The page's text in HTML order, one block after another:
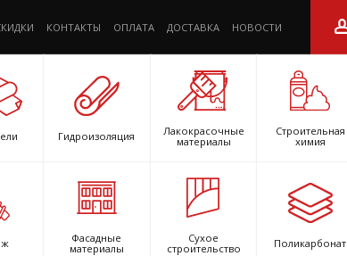
КОНТАКТЫ ОПЛАТА ДОСТАВКА НОВОСТИ
Гидроизоляция
Лакокрасочные
материалы
Строительная
химия
Фасадные
материалы
Сухое
строительство
Поликарбонат